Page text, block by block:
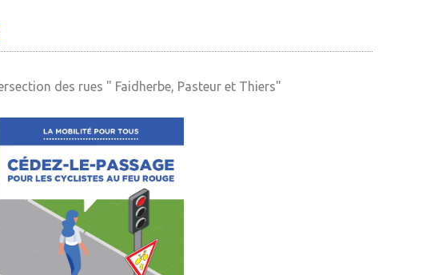
des rues " Faidherbe, Pasteur et Thiers"